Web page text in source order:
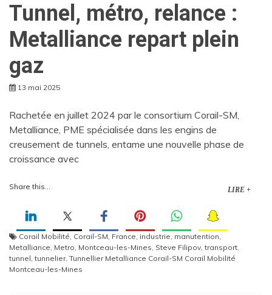
Tunnel, métro, relance :
Metalliance repart plein
gaz
13 mai 2025
Rachetée en juillet 2024 par le consortium Corail-SM,
Metalliance, PME spécialisée dans les engins de
creusement de tunnels, entame une nouvelle phase de
croissance avec
Share this... LIRE +
Corail Mobilité, Corail-SM, France, industrie, manutention,
Metalliance, Metro, Montceau-les-Mines, Steve Filipov,transport,
tunnel,tunnelier, Tunnellier Metalliance Corail-SM Corail Mobilité
Montceau-les-Mines